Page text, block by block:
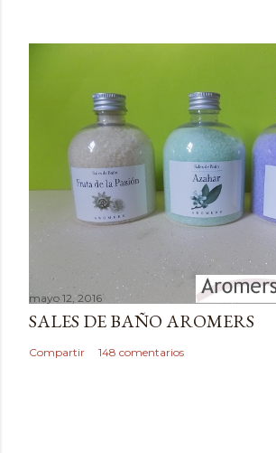
o
mayo 12, 2016
SALES DE BAÑO AROMERS
Compartir 148 comentarios